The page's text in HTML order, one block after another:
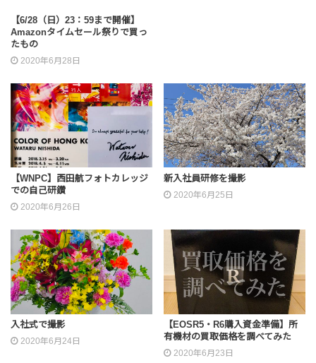
【6/28（日）23：59まで開催】
Amazonタイムセール祭りで買っ
たもの
2020年6月28日
【WNPC】西田航フォトカレッジ
での自己研鑽
2020年6月26日
新入社員研修を撮影
2020年6月25日
入社式で撮影
2020年6月24日
【EOSR5・R6購入資金準備】所
有機材の買取価格を調べてみた
2020年6月23日